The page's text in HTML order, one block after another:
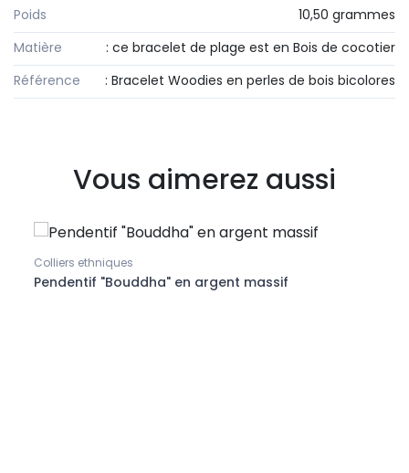
Poids
10,50 grammes
Matière
: ce bracelet de plage est en Bois de cocotier
Référence
: Bracelet Woodies en perles de bois bicolores
Vous aimerez aussi
Colliers ethniques
Pendentif "Bouddha" en argent massif